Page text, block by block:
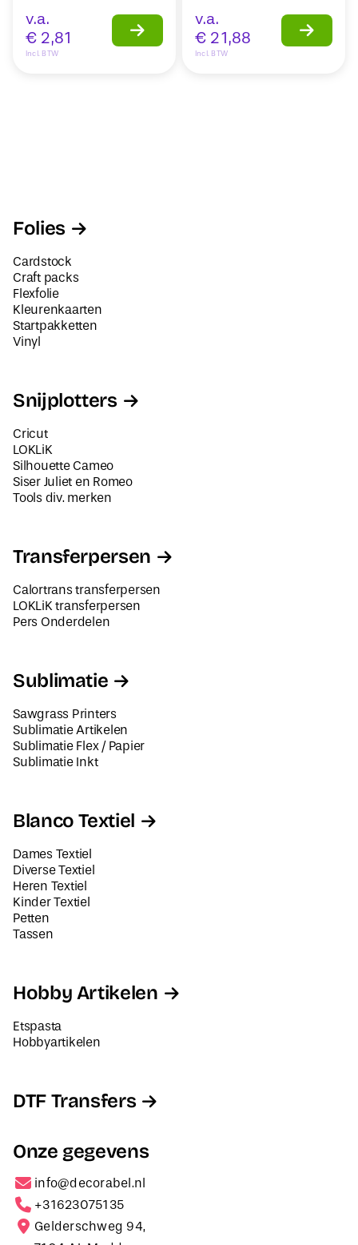
v.a.
€ 2,81
Incl. BTW
v.a.
€ 21,88
Incl. BTW
Folies
Cardstock
Craft packs
Flexfolie
Kleurenkaarten
Startpakketten
Vinyl
Snijplotters
Cricut
LOKLiK
Silhouette Cameo
Siser Juliet en Romeo
Tools div. merken
Transferpersen
Calortrans transferpersen
LOKLiK transferpersen
Pers Onderdelen
Sublimatie
Sawgrass Printers
Sublimatie Artikelen
Sublimatie Flex / Papier
Sublimatie Inkt
Blanco Textiel
Dames Textiel
Diverse Textiel
Heren Textiel
Kinder Textiel
Petten
Tassen
Hobby Artikelen
Etspasta
Hobbyartikelen
DTF Transfers
Onze gegevens
info@decorabel.nl
+31623075135
Gelderschweg 94,